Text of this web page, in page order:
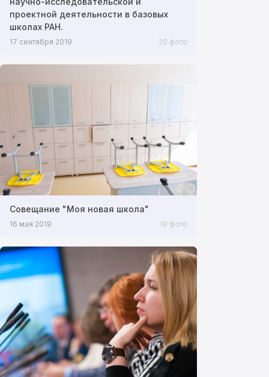
проектной деятельности в базовых
школах РАН.
17 сентября 2019 20 фото
Совещание "Моя новая школа"
16 мая 2019 19 фото